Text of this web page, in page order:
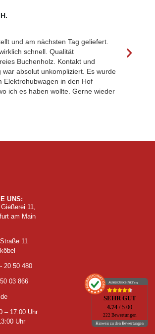
und am nächsten Tag geliefert.
schnell. Qualität
Buchenholz. Kontakt und
war absolut unkompliziert. Es wurde
Elektrohubwagen in den Hof
ich es haben wollte. Gerne wieder
AUSGEZEICHNET.org
SEHR GUT
4.74/ 5.00
222 Bewertungen
Hinweis zu den Bewertungen
UNS:
11,
am Main
11
20 50 480
03 866
– 17:00 Uhr
Uhr